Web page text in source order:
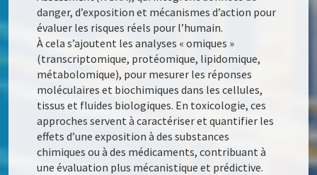
danger, d’exposition et mécanismes d’action pour
évaluer les risques réels pour l’humain.
À cela s’ajoutent les analyses « omiques »
(transcriptomique, protéomique, lipidomique,
métabolomique), pour mesurer les réponses
moléculaires et biochimiques dans les cellules,
tissus et fluides biologiques. En toxicologie, ces
approches servent à caractériser et quantifier les
effets d’une exposition à des substances
chimiques ou à des médicaments, contribuant à
une évaluation plus mécanistique et prédictive.